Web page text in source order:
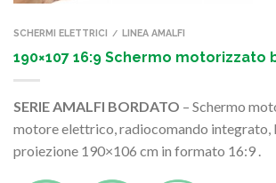
SCHERMI ELETTRICI / LINEA AMALFI
190×107 16:9 Schermo motorizzato
SERIE AMALFI BORDATO – Schermo
motore elettrico, radiocomando integrato,
proiezione 190×106 cm in formato 16:9 .